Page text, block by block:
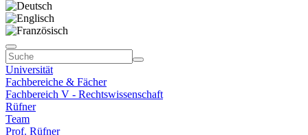
Universität
Fachbereiche & Fächer
Fachbereich V - Rechtswissenschaft
Rüfner
Team
Prof. Rüfner